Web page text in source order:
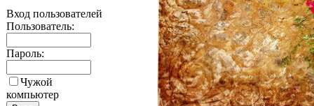
Вход пользователей
Пользователь:
Пароль:
Чужой
компьютер